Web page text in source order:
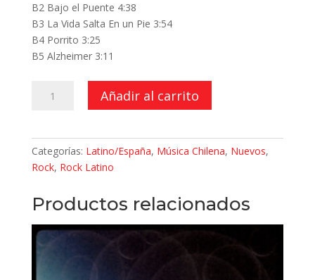
B2 Bajo el Puente 4:38
B3 La Vida Salta En un Pie 3:54
B4 Porrito 3:25
B5 Alzheimer 3:11
cantidad
Añadir al carrito
Categorías: Latino/España, Música Chilena, Nuevos,
Rock, Rock Latino
Productos relacionados